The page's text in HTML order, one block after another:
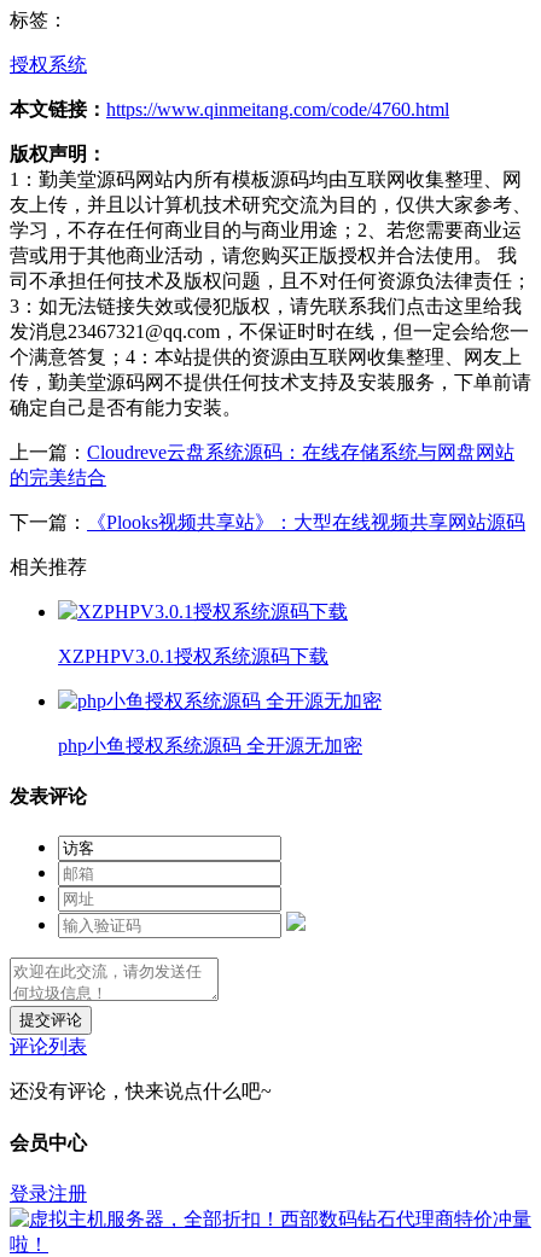
标签：
授权系统
本文链接： https://www.qinmeitang.com/code/4760.html
版权声明：
1：勤美堂源码网站内所有模板源码均由互联网收集整理、网
友上传，并且以计算机技术研究交流为目的，仅供大家参考、
学习，不存在任何商业目的与商业用途；2、若您需要商业运
营或用于其他商业活动，请您购买正版授权并合法使用。 我
司不承担任何技术及版权问题，且不对任何资源负法律责任；
3：如无法链接失效或侵犯版权，请先联系我们点击这里给我
发消息23467321@qq.com，不保证时时在线，但一定会给您一
个满意答复；4：本站提供的资源由互联网收集整理、网友上
传，勤美堂源码网不提供任何技术支持及安装服务，下单前请
确定自己是否有能力安装。
上一篇： Cloudreve云盘系统源码：在线存储系统与网盘网站
的完美结合
下一篇： 《Plooks视频共享站》：大型在线视频共享网站源码
相关推荐
XZPHPV3.0.1授权系统源码下载
php小鱼授权系统源码 全开源无加密
发表评论
提交评论
评论列表
还没有评论，快来说点什么吧~
会员中心
登录注册